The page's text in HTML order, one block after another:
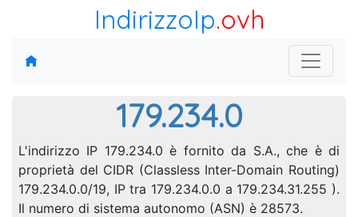
IndirizzoIp.ovh
179.234.0
L'indirizzo IP 179.234.0 è fornito da S.A., che è di
proprietà del CIDR (Classless Inter-Domain Routing)
179.234.0.0/19, IP tra 179.234.0.0 a 179.234.31.255 ).
Il numero di sistema autonomo (ASN) è 28573.